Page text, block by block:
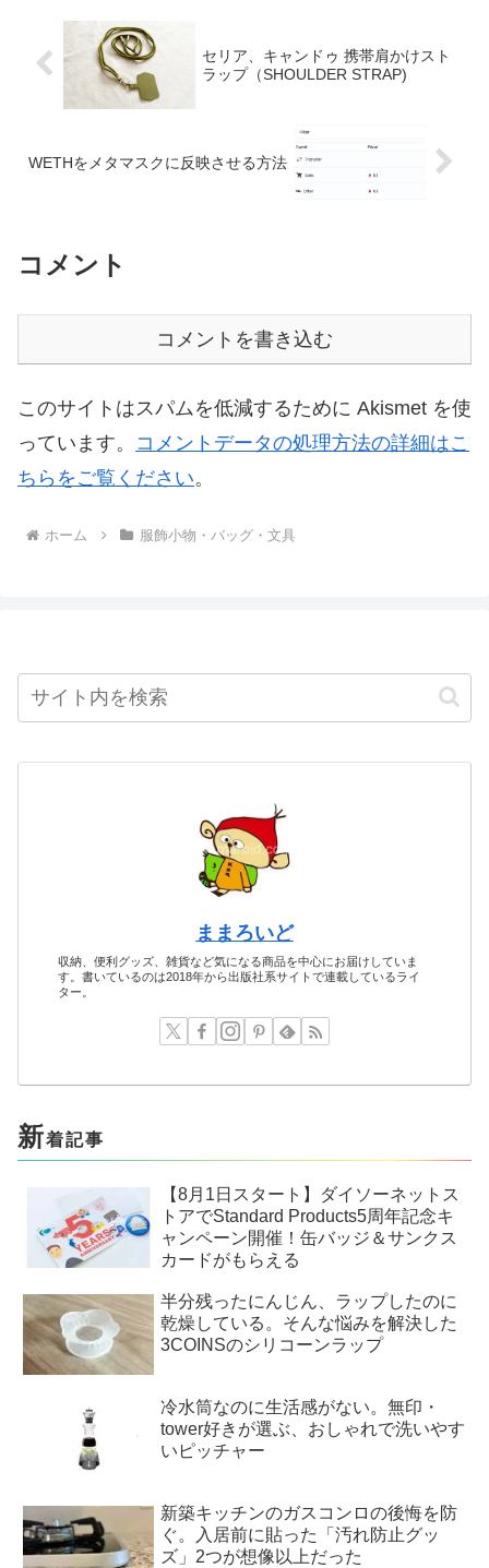
ズナブル価格です。そのほか、格
安のメリノウールインナーやブ...
（株）...
セリア、キャンドゥ 携帯肩かけスト
ラップ（SHOULDER STRAP)
WETHをメタマスクに反映させる方法
コメント
コメントを書き込む
このサイトはスパムを低減するために Akismet を使
っています。 コメントデータの処理方法の詳細はこ
ちらをご覧ください。
ホーム 服飾小物・バッグ・文具
ままろいど
収納、便利グッズ、雑貨など気になる商品を中心にお届けしていま
す。書いているのは2018年から出版社系サイトで連載しているライ
ター。
新着記事
【8月1日スタート】ダイソーネットス
トアでStandard Products5周年記念キ
ャンペーン開催！缶バッジ＆サンクス
カードがもらえる
半分残ったにんじん、ラップしたのに
乾燥している。そんな悩みを解決した
3COINSのシリコーンラップ
冷水筒なのに生活感がない。無印・
tower好きが選ぶ、おしゃれで洗いやす
いピッチャー
新築キッチンのガスコンロの後悔を防
ぐ。入居前に貼った「汚れ防止グッ
ズ」2つが想像以上だった